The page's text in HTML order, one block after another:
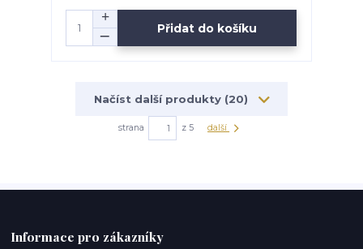
Přidat do košíku
Načíst další produkty (20)
strana z 5 další
Informace pro zákazníky